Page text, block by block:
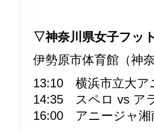
▽神奈川県女子フッ
伊勢原市体育館（神
13:10 横浜市立大ア
14:35 スペロ vs ア
16:00 アニージャ湘